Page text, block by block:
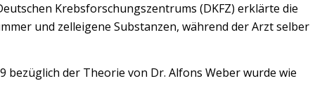
Krebsforschungszentrums (DKFZ) erklärte die
und zelleigene Substanzen, während der Arzt selber
bezüglich der Theorie von Dr. Alfons Weber wurde wie